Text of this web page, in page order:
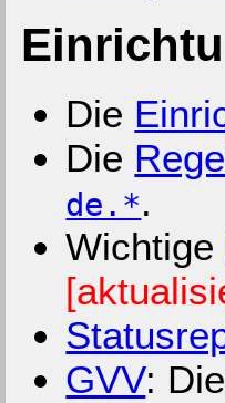
Die
Die
de.*.
Wichtige
GVV: